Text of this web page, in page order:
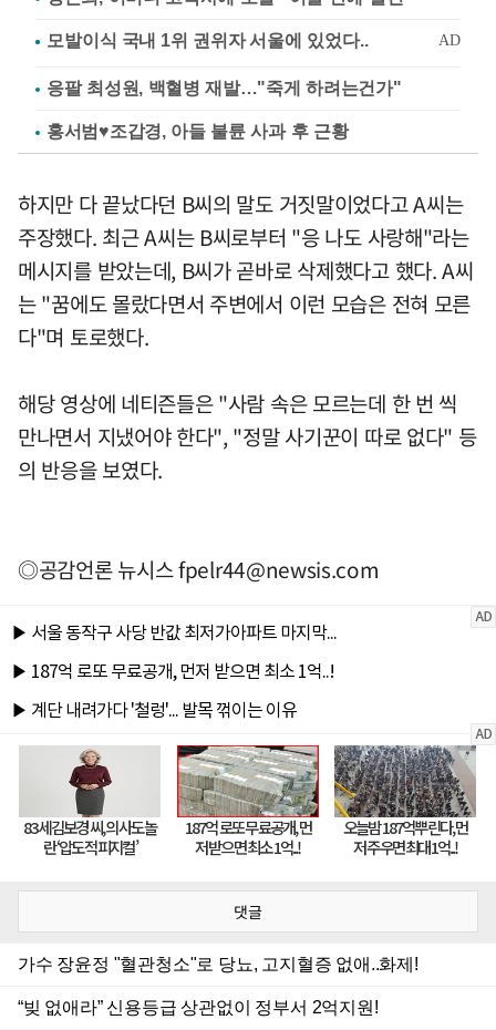
응팔 최성원, 백혈병 재발…"죽게 하려는건가"
홍서범♥조갑경, 아들 불륜 사과 후 근황
하지만 다 끝났다던 B씨의 말도 거짓말이었다고 A씨는
주장했다. 최근 A씨는 B씨로부터 "응 나도 사랑해"라는
메시지를 받았는데, B씨가 곧바로 삭제했다고 했다. A씨
는 "꿈에도 몰랐다면서 주변에서 이런 모습은 전혀 모른
다"며 토로했다.
해당 영상에 네티즌들은 "사람 속은 모르는데 한 번 씩
만나면서 지냈어야 한다", "정말 사기꾼이 따로 없다" 등
의 반응을 보였다.
◎공감언론 뉴시스fpelr44@newsis.com
댓글